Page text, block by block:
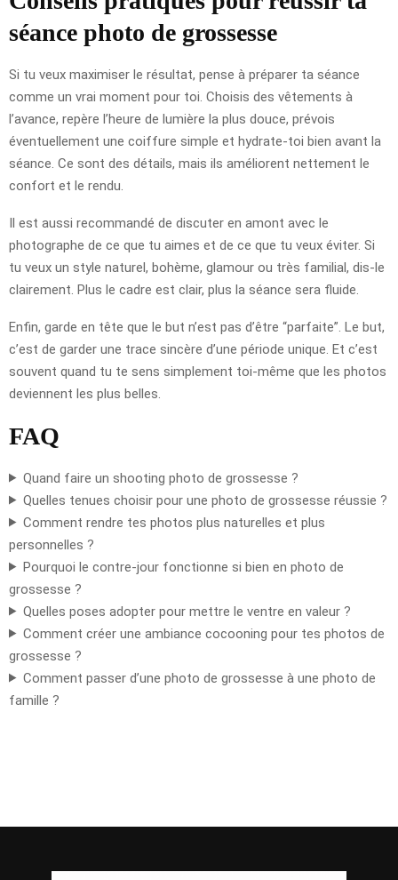
séance photo de grossesse
Si tu veux maximiser le résultat, pense à préparer ta séance
comme un vrai moment pour toi. Choisis des vêtements à
l’avance, repère l’heure de lumière la plus douce, prévois
éventuellement une coiffure simple et hydrate-toi bien avant la
séance. Ce sont des détails, mais ils améliorent nettement le
confort et le rendu.
Il est aussi recommandé de discuter en amont avec le
photographe de ce que tu aimes et de ce que tu veux éviter. Si
tu veux un style naturel, bohème, glamour ou très familial, dis-le
clairement. Plus le cadre est clair, plus la séance sera fluide.
Enfin, garde en tête que le but n’est pas d’être “parfaite”. Le but,
c’est de garder une trace sincère d’une période unique. Et c’est
souvent quand tu te sens simplement toi-même que les photos
deviennent les plus belles.
FAQ
Quand faire un shooting photo de grossesse ?
Quelles tenues choisir pour une photo de grossesse réussie ?
Comment rendre tes photos plus naturelles et plus
personnelles ?
Pourquoi le contre-jour fonctionne si bien en photo de
grossesse ?
Quelles poses adopter pour mettre le ventre en valeur ?
Comment créer une ambiance cocooning pour tes photos de
grossesse ?
Comment passer d’une photo de grossesse à une photo de
famille ?